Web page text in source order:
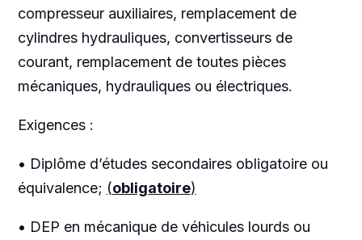
compresseur auxiliaires, remplacement de
cylindres hydrauliques, convertisseurs de
courant, remplacement de toutes pièces
mécaniques, hydrauliques ou électriques.
Exigences :
• Diplôme d’études secondaires obligatoire ou
équivalence; (obligatoire)
• DEP en mécanique de véhicules lourds ou